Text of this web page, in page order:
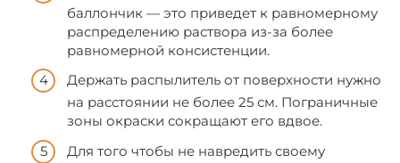
баллончик — это приведет к равномерному
распределению раствора из-за более
равномерной консистенции.
Держать распылитель от поверхности нужно
на расстоянии не более 25 см. Пограничные
зоны окраски сокращают его вдвое.
Для того чтобы не навредить своему